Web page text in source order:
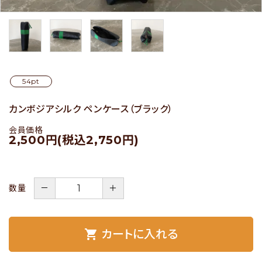
アイテムから探す
素材から探す
価格から探す
国から探す
私たちについて
54pt
カンボジアシルク ペンケース（ブラック）
会員価格
2,500円(税込2,750円)
数量 － ＋
shopping_cart カートに入れる